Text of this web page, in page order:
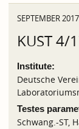
SEPTEMBER 2017
KUST 4/
Institute:
Deutsche
Testes
Schwang.-ST,